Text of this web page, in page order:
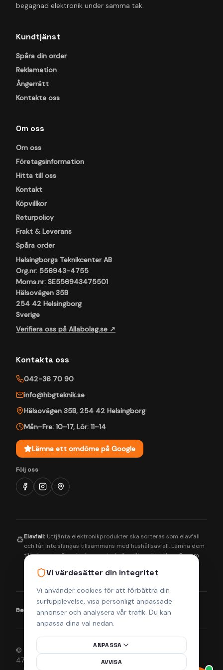
Vi värdesätter din integritet
Vi använder cookies för att förbättra din
surfupplevelse, visa personligt anpassade
annonser och analysera vår trafik. Du kan
anpassa dina val nedan.
ANPASSA
AVVISA
begagnad elektronik under samma tak.
Kundtjänst
Spåra din order
Reklamation
Ångerrätt
Kontakta oss
Om oss
Om oss
Företagsinformation
Hitta till oss
Kontakt
Köpvillkor
Returpolicy
Frakt & Leverans
Spåra order
Helsingborgs Teknikcenter AB
Org.nr: 556943-4755
Moms.nr: SE556943475501
Hälsovägen 35B
254 42 Helsingborg
Sverige
Verifiera oss på Allabolag.se ↗
Kontakta oss
042-36 70 90
info@hbgteknik.se
Hälsovägen 35B, 254 42 Helsingborg
Mån–Fre: 10–17, Lör: 11–14
Lämna ett omdöme på Google
Följ oss
♻️Elavfall: Uttjänta elektronikprodukter ska sorteras som elavfall
och får inte slängas tillsammans med hushållsavfall. Lämna dem
till närmaste återvinningscentral eller till oss i butiken. Genom
korrekt hantering bidrar du till en bättre miljö och säkerställer
att farliga ämnen tas om hand på rätt sätt.
Betalningsmetoder: Visa Mastercard Klarna
© 2026 Helsingborgs Teknikcenter AB (Org.nr 556943-
4755). Alla rättigheter förbehållna.